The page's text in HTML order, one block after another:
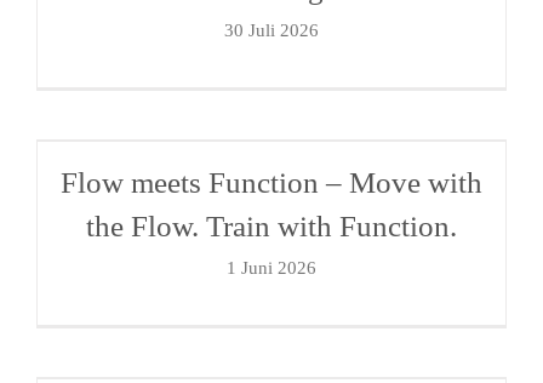
30 Juli 2026
Flow meets Function – Move with
the Flow. Train with Function.
1 Juni 2026